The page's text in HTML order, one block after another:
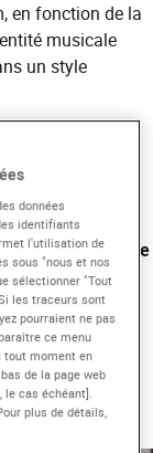
en fonction de la
musicale
un style
grandes
bonnemaîtrise
, il doit
l’identité
certaine
Par
etprend des
propositions est
données
identifiants
l'utilisation de
sous "nous et nos
sélectionner "Tout
les traceurs sont
pourraient ne pas
ce menu
tout moment en
de la page web
cas échéant].
plus de détails,